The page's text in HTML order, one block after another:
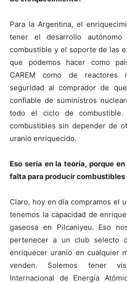
Para la Argentina, el
tener el desarrollo
combustible y el soporte de las
que podemos hacer como
CAREM como de reactores
seguridad al comprador de
confiable de suministros
todo el ciclo de combustible.
combustibles sin depender de
uranio enriquecido.
Eso sería en la teoría, porque
falta para producir
Claro, hoy en día compramos el
tenemos la capacidad de
gaseosa en Pilcaniyeu. Eso
pertenecer a un club selecto
enriquecer uranio en cualquier
venden. Solemos tener
Internacional de Energía